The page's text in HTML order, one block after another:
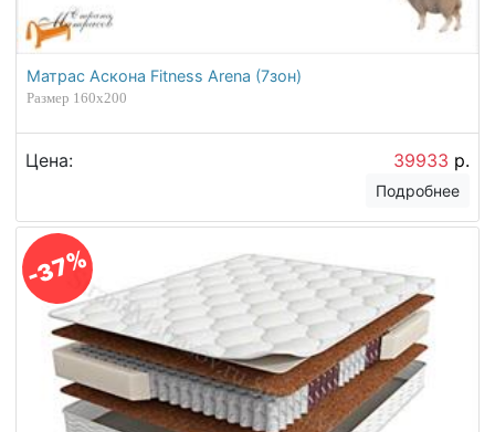
Матрас Аскона Fitness Arena (7зон)
Размер 160х200
Цена: 39933 р.
Подробнее
-37%